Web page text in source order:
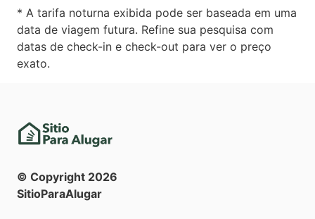
* A tarifa noturna exibida pode ser baseada em uma
data de viagem futura. Refine sua pesquisa com
datas de check-in e check-out para ver o preço
exato.
© Copyright 2026
SitioParaAlugar